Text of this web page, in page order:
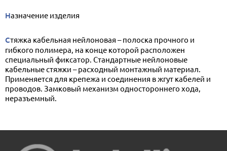
Назначение изделия
Стяжка кабельная нейлоновая – полоска прочного и
гибкого полимера, на конце которой расположен
специальный фиксатор. Стандартные нейлоновые
кабельные стяжки – расходный монтажный материал.
Применяется для крепежа и соединения в жгут кабелей и
проводов. Замковый механизм одностороннего хода,
неразъемный.